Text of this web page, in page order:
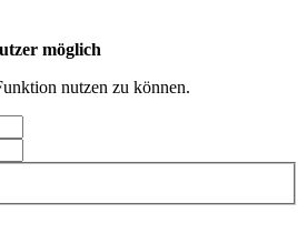
möglich
nutzen zu können.